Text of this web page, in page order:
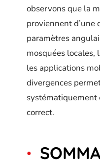
observons que la
proviennent d’une
paramètres
mosquées locales,
les applications
divergences
systématiquement
correct.